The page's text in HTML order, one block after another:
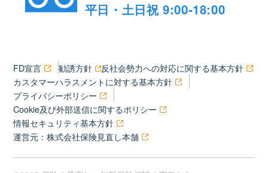
平日・土日祝 9:00-18:00
FD宣言 勧誘方針
反社会勢力への対応に関する基本方針
カスタマーハラスメントに対する基本方針
プライバシーポリシー
Cookie及び外部送信に関するポリシー
情報セキュリティ基本方針
運営元：株式会社保険見直し本舗